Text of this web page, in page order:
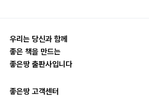
우리는 당신과 함께
좋은 책을 만드는
좋은땅 출판사입니다
좋은땅 고객센터